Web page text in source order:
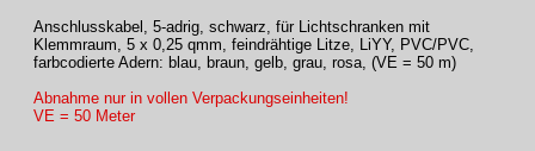
Anschlusskabel, 5-adrig, schwarz, für Lichtschranken mit
Klemmraum, 5 x 0,25 qmm, feindrähtige Litze, LiYY, PVC/PVC,
farbcodierte Adern: blau, braun, gelb, grau, rosa, (VE = 50 m)
Abnahme nur in vollen Verpackungseinheiten!
VE = 50 Meter